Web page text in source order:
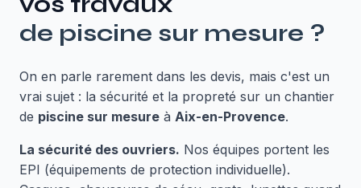
de piscine sur mesure ?
On en parle rarement dans les devis, mais c'est un
vrai sujet : la sécurité et la propreté sur un chantier
de piscine sur mesure à Aix-en-Provence.
La sécurité des ouvriers. Nos équipes portent les
EPI (équipements de protection individuelle).